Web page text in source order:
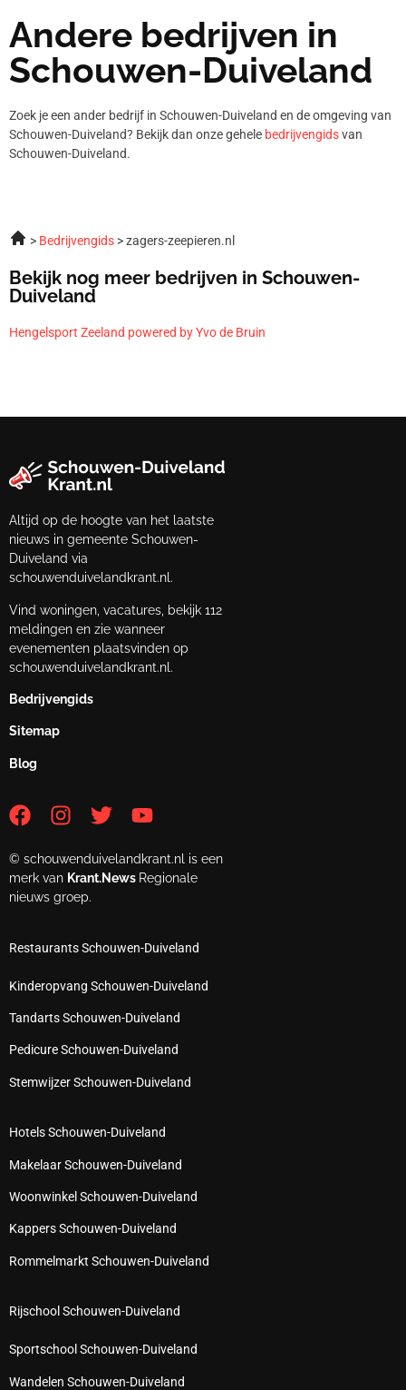
Andere bedrijven in
Schouwen-Duiveland
Zoek je een ander bedrijf in Schouwen-Duiveland en de omgeving van
Schouwen-Duiveland? Bekijk dan onze gehele bedrijvengidsvan
Schouwen-Duiveland.
Bedrijvengids zagers-zeepieren.nl
Bekijk nog meer bedrijven in Schouwen-
Duiveland
Hengelsport Zeeland powered by Yvo de Bruin
Altijd op de hoogte van het laatste
nieuws in gemeente Schouwen-
Duiveland via
schouwenduivelandkrant.nl.
Vind woningen, vacatures, bekijk 112
meldingen en zie wanneer
evenementen plaatsvinden op
schouwenduivelandkrant.nl.
Bedrijvengids
Sitemap
Blog
© schouwenduivelandkrant.nl is een
merk van Krant.News Regionale
nieuws groep.
Restaurants Schouwen-Duiveland
Kinderopvang Schouwen-Duiveland
Tandarts Schouwen-Duiveland
Pedicure Schouwen-Duiveland
Stemwijzer Schouwen-Duiveland
Hotels Schouwen-Duiveland
Makelaar Schouwen-Duiveland
Woonwinkel Schouwen-Duiveland
Kappers Schouwen-Duiveland
Rommelmarkt Schouwen-Duiveland
Rijschool Schouwen-Duiveland
Sportschool Schouwen-Duiveland
Wandelen Schouwen-Duiveland